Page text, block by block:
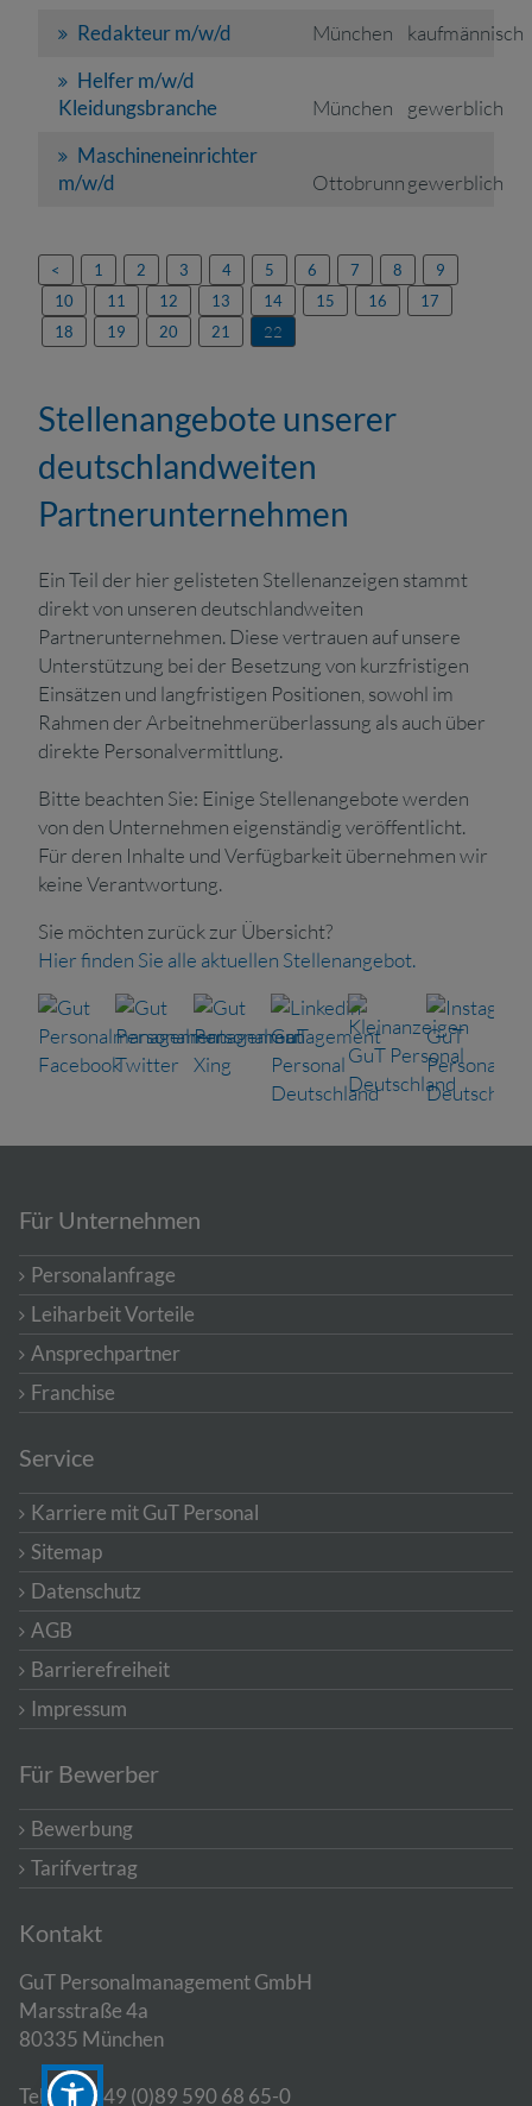
Redakteur m/w/d
München
kaufmännisch
Helfer m/w/d
Kleidungsbranche
München
gewerblich
Maschineneinrichter
m/w/d
Ottobrunngewerblich
< 1 2 3 4 5 6 7 8
9
10
11 12 13 14 15 16
17
18
19 20 21 22
Stellenangebote unserer
deutschlandweiten
Partnerunternehmen
Ein Teil der hier gelisteten Stellenanzeigen stammt
direkt von unseren deutschlandweiten
Partnerunternehmen. Diese vertrauen auf unsere
Unterstützung bei der Besetzung von kurzfristigen
Einsätzen und langfristigen Positionen, sowohl im
Rahmen der Arbeitnehmerüberlassung als auch über
direkte Personalvermittlung.
Bitte beachten Sie: Einige Stellenangebote werden
von den Unternehmen eigenständig veröffentlicht.
Für deren Inhalte und Verfügbarkeit übernehmen wir
keine Verantwortung.
Sie möchten zurück zur Übersicht?
Hier finden Sie alle aktuellen Stellenangebot.
Für Unternehmen
Personalanfrage
Leiharbeit Vorteile
Ansprechpartner
Franchise
Service
Karriere mit GuT Personal
Sitemap
Datenschutz
AGB
Barrierefreiheit
Impressum
Für Bewerber
Bewerbung
Tarifvertrag
Kontakt
GuT Personalmanagement GmbH
Marsstraße 4a
80335 München
Telefon: +49 (0)89 590 68 65-0